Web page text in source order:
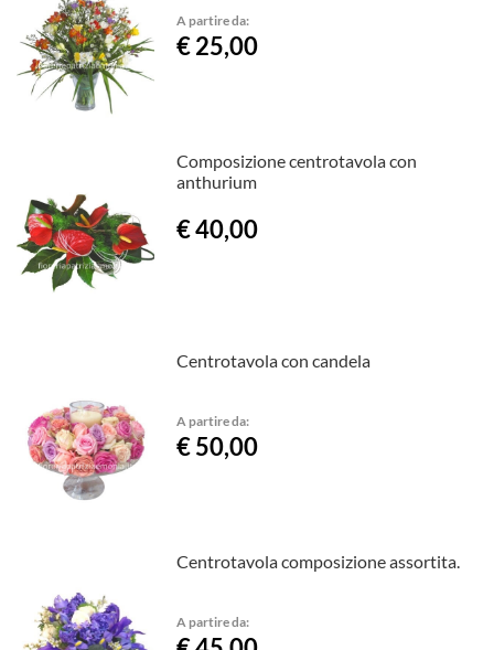
A partire da:
€ 25,00
Composizione centrotavola con
anthurium
€ 40,00
Centrotavola con candela
A partire da:
€ 50,00
Centrotavola composizione assortita.
A partire da: